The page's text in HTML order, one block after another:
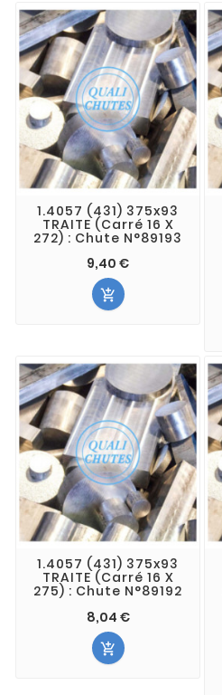
1.4057 (431) 375x93
TRAITE (Carré 16 X
272) : Chute N°89193
9,40 €

1.4057 (431) 375x93
TRAITE (Carré 16 X
275) : Chute N°89192
8,04 €
